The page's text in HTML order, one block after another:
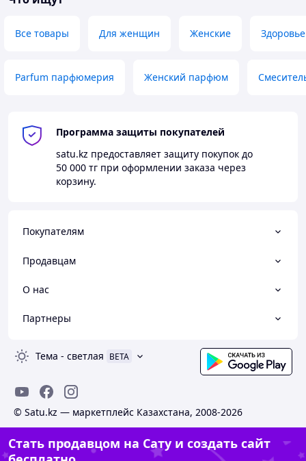
Все товары Для женщин Женские Здоровье
Parfum парфюмерия Женский парфюм
Программа защиты покупателей
satu.kz предоставляет защиту покупок до
50 000 тг при оформлении заказа через
корзину.
Покупателям
Продавцам
О нас
Партнеры
Тема - светлая BETA
© Satu.kz — маркетплейс Казахстана, 2008-2026
Стать продавцом на Сату и создать сайт